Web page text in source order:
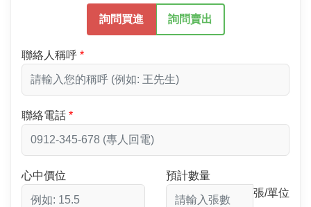
詢問買進 詢問賣出
聯絡人稱呼
聯絡電話
心中價位
預計數量
張/單位